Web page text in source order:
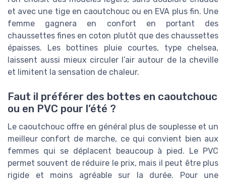
et avec une tige en caoutchouc ou en EVA plus fin. Une
femme gagnera en confort en portant des
chaussettes fines en coton plutôt que des chaussettes
épaisses. Les bottines pluie courtes, type chelsea,
laissent aussi mieux circuler l’air autour de la cheville
et limitent la sensation de chaleur.
Faut il préférer des bottes en caoutchouc
ou en PVC pour l’été ?
Le caoutchouc offre en général plus de souplesse et un
meilleur confort de marche, ce qui convient bien aux
femmes qui se déplacent beaucoup à pied. Le PVC
permet souvent de réduire le prix, mais il peut être plus
rigide et moins agréable sur la durée. Pour une